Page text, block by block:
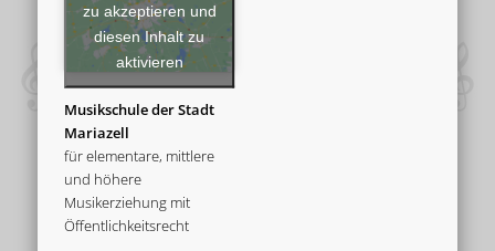
zu akzeptieren und
diesen Inhalt zu
aktivieren
Musikschule der Stadt
Mariazell
für elementare, mittlere
und höhere
Musikerziehung mit
Öffentlichkeitsrecht